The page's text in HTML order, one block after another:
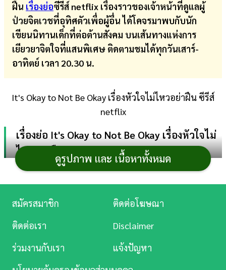
ฝืน เรื่องย่อซีรีส์ netflix เรื่องราวของเจ้าหน้าที่ดูแลผู้
ป่วยจิตเวชที่อุทิศตัวเพื่อผู้อื่น ได้โคจรมาพบกับนัก
เขียนนิทานเด็กที่ต่อต้านสังคม บนเส้นทางแห่งการ
เยียวยาจิตใจที่แสนพิเศษ ติดตามชมได้ทุกวันเสาร์-
อาทิตย์ เวลา 20.30 น.
It's Okay to Not Be Okay เรื่องหัวใจไม่ไหวอย่าฝืน ซีรีส์
netflix
เรื่องย่อ It's Okay to Not Be Okay เรื่องหัวใจไม่
ไหวอย่าฝืน
เรื่องโรแมนติกที่ไม่ธรรมดาระหว่างคนสองคนที่ลงเอย
ด้วยการเยียวยาบาดแผลทางจิตใจและความรู้สึกให้กันและ
กัน มุนคังแท (คิมซูฮยอน) ทำงานที่แผนกผู้ป่วยจิตเวช โดย
กับสถานการณ์ที่ไม่คาดคิด เช่น เมื่อผู้ป่วยอาละวาดหรือ
หลบหนี
ดูรูปภาพ และ เนื้อหาทั้งหมด
ผล
บอล
สด
การ
เงิน
การ
บันเทิง
ดู
Music
สมัครสมาชิก
ติดต่อโฆษณา
ติดต่อเรา
Disclaimer
ร่วมงานกับเรา
แจ้งปัญหา